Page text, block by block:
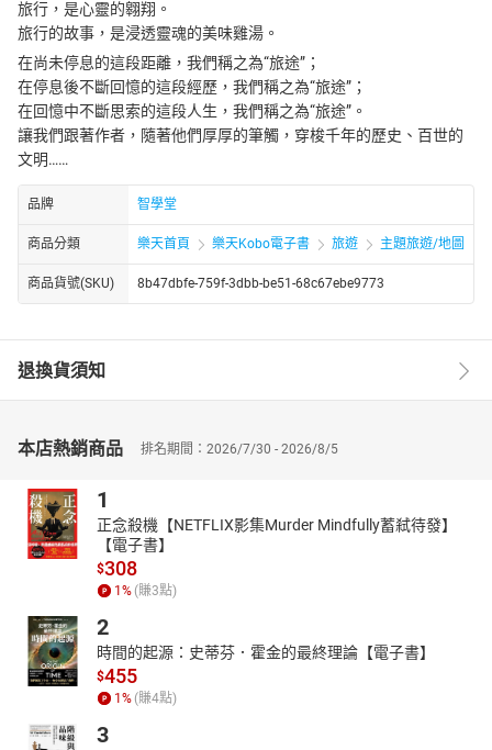
旅行，是心靈的翱翔。
旅行的故事，是浸透靈魂的美味雞湯。
在尚未停息的這段距離，我們稱之為“旅途”；
在停息後不斷回憶的這段經歷，我們稱之為“旅途”；
在回憶中不斷思索的這段人生，我們稱之為“旅途”。
讓我們跟著作者，隨著他們厚厚的筆觸，穿梭千年的歷史、百世的
文明……
品牌 智學堂
商品分類 樂天首頁 樂天Kobo電子書 旅遊 主題旅遊/地圖
商品貨號(SKU) 8b47dbfe-759f-3dbb-be51-68c67ebe9773
退換貨須知
本店熱銷商品 排名期間：2026/7/30 - 2026/8/5
1
正念殺機【NETFLIX影集Murder Mindfully蓄弒待發】
【電子書】
$308
1 % (賺3點)
2
時間的起源：史蒂芬．霍金的最終理論【電子書】
$455
1 % (賺4點)
3